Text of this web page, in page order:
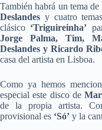
También habrá un tema de
Deslandes y cuatro
clásico ‘Triguireinha’
Jorge Palma, Tim,
Deslandes y Ricardo
casa del artista en Lisboa.
Como ya hemos
especial este disco de
de la propia artista.
provisional es ‘Só’ y la